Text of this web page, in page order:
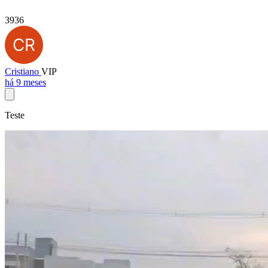
3936
Cristiano VIP
há 9 meses
Teste